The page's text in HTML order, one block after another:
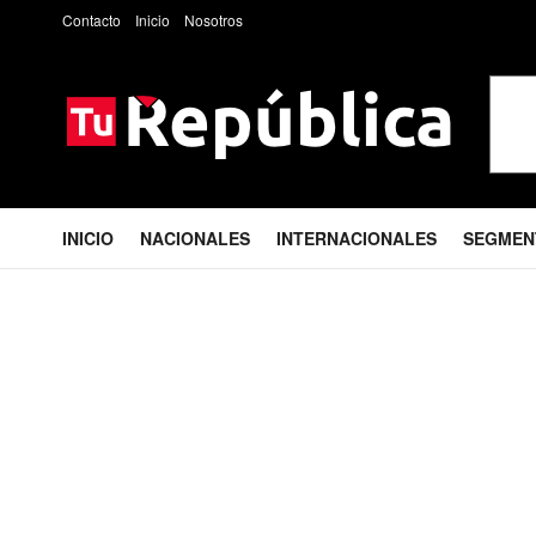
Contacto Inicio Nosotros
INICIO NACIONALES INTERNACIONALES